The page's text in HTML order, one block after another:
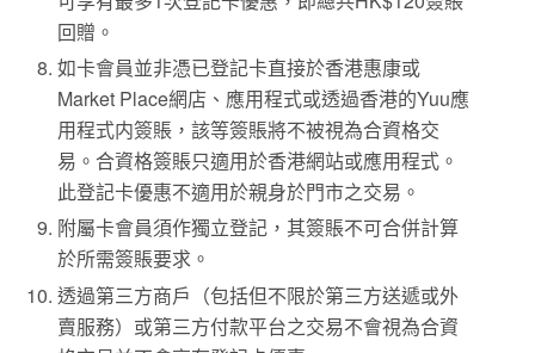
回贈。
如卡會員並非憑已登記卡直接於香港惠康或
Market Place網店、應用程式或透過香港的Yuu應
用程式内簽賬，該等簽賬將不被視為合資格交
易。合資格簽賬只適用於香港網站或應用程式。
此登記卡優惠不適用於親身於門市之交易。
附屬卡會員須作獨立登記，其簽賬不可合併計算
於所需簽賬要求。
透過第三方商戶（包括但不限於第三方送遞或外
賣服務）或第三方付款平台之交易不會視為合資